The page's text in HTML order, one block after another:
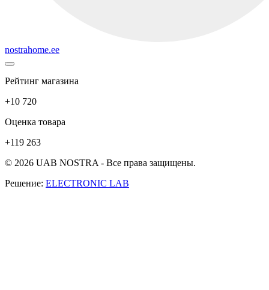
nostrahome.ee
Рейтинг магазина
+10 720
Оценка товара
+119 263
© 2026 UAB NOSTRA - Все права защищены.
Решение: ELECTRONIC LAB